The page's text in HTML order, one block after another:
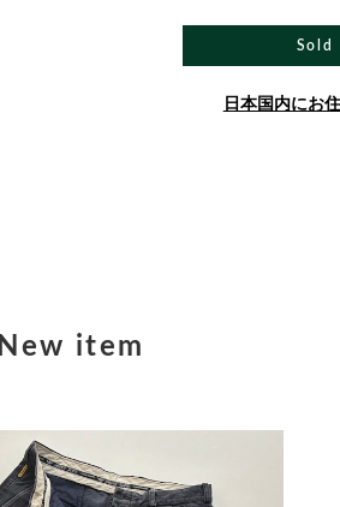
Sold
日本国内にお
New item